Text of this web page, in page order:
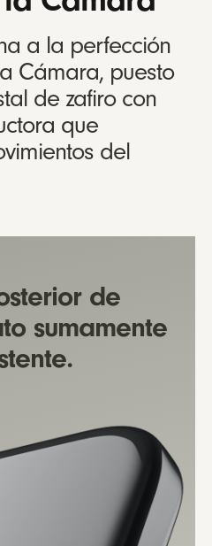
a la perfección
Cámara, puesto
de zafiro con
que
del
de
sumamente